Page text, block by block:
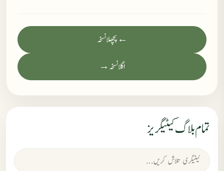
← پچھلا نسخہ
اگلا نسخہ →
تمام بلاگ کیٹیگریز